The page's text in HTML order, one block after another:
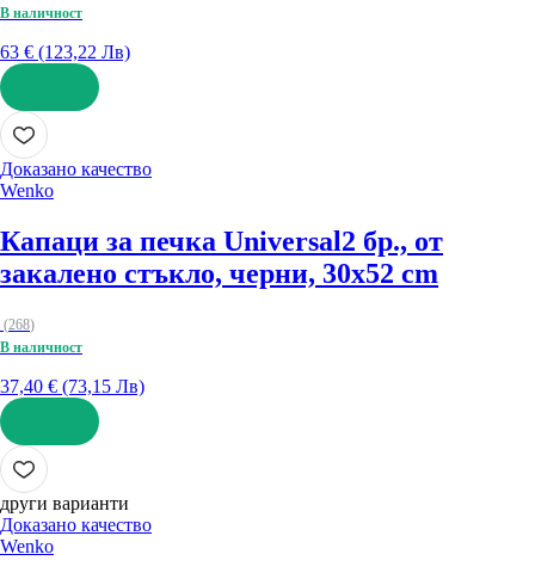
В наличност
63 € (123,22 Лв)
ДОБАВИ
Доказано качество
Wenko
Капаци за печка Universal2 бр., от
закалено стъкло, черни, 30x52 cm
(268)
В наличност
37,40 € (73,15 Лв)
ДОБАВИ
други варианти
Доказано качество
Wenko